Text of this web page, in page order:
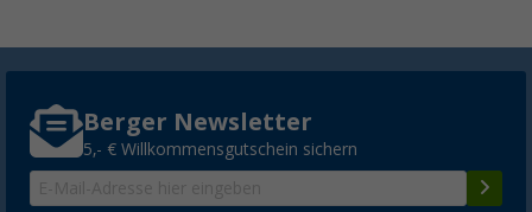
Berger Newsletter
5,- € Willkommensgutschein sichern